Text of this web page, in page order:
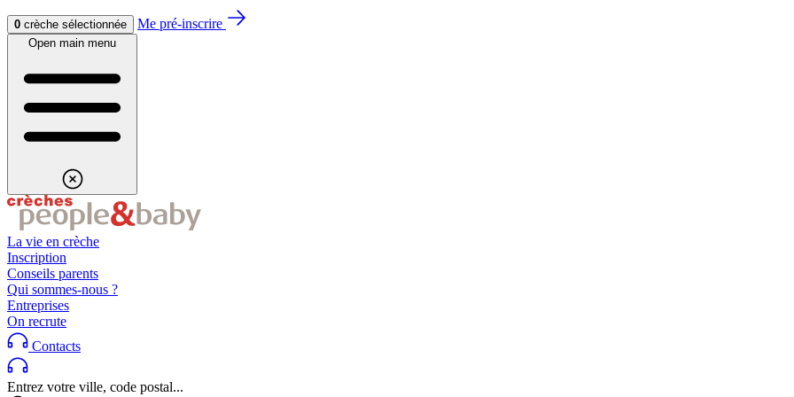
Aller au contenuAller au footer
0 crèche sélectionnée Me pré-inscrire
Open main menu
La vie en crèche
Inscription
Conseils parents
Qui sommes-nous ?
Entreprises
On recrute
Contacts
Entrez votre ville, code postal...